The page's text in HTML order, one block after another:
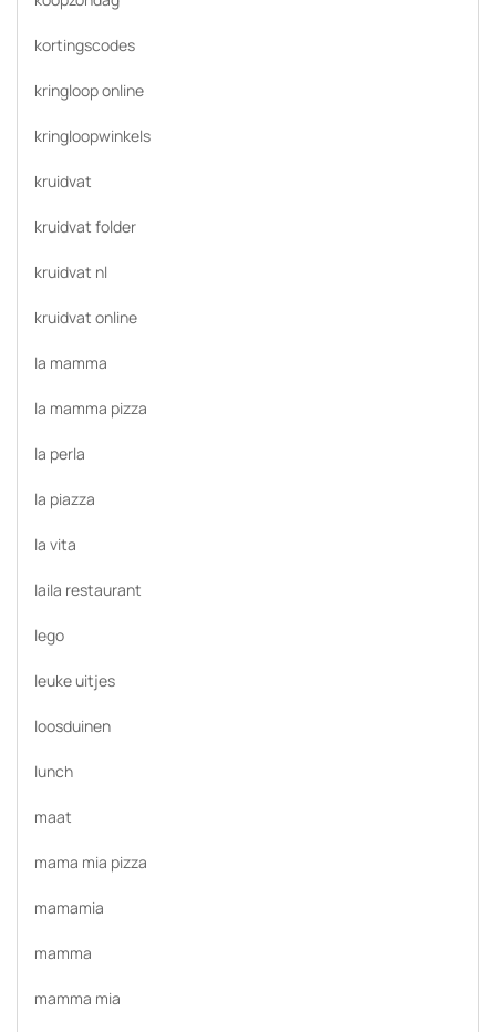
kortingscodes
kringloop online
kringloopwinkels
kruidvat
kruidvat folder
kruidvat nl
kruidvat online
la mamma
la mamma pizza
la perla
la piazza
la vita
laila restaurant
lego
leuke uitjes
loosduinen
lunch
maat
mama mia pizza
mamamia
mamma
mamma mia